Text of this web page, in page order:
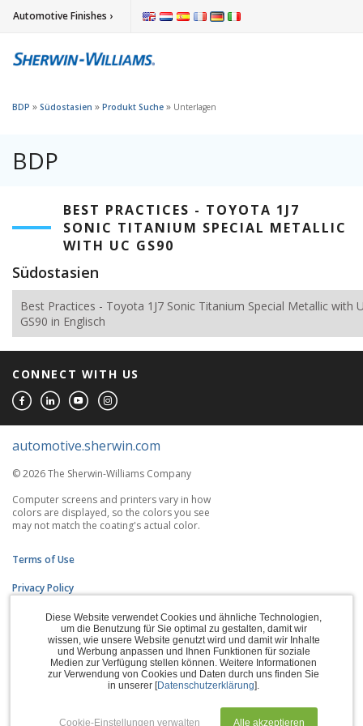
Automotive Finishes ›
BDP » Südostasien » Produkt Suche » Unterlagen
BDP
BEST PRACTICES - TOYOTA 1J7
SONIC TITANIUM SPECIAL METALLIC
WITH UC GS90
Südostasien
Best Practices - Toyota 1J7 Sonic Titanium Special Metallic with
GS90 in Englisch
CONNECT WITH US
automotive.sherwin.com
© 2026 The Sherwin-Williams Company
Computer screens and printers vary in how
colors are displayed, so the colors you see
may not match the coating's actual color.
Terms of Use
Privacy Policy
Accessibility Statement
CA Supply Chains Act
Do Not Sell My Information
Diese Website verwendet Cookies und ähnliche Technologien,
um die Benutzung für Sie optimal zu gestalten, damit wir
wissen, wie unsere Website genutzt wird und damit wir Inhalte
und Werbung anpassen und Ihnen Funktionen für soziale
Medien zur Verfügung stellen können. Weitere Informationen
zur Verwendung von Cookies und Daten durch uns finden Sie
in unserer [Datenschutzerklärung].
Cookie-Einstellungen verwalten Alle akzeptieren